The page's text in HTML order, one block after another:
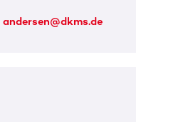
andersen@dkms.de